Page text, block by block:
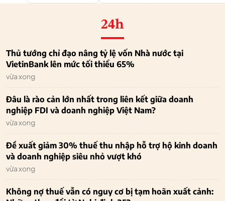
24h
Thủ tướng chỉ đạo nâng tỷ lệ vốn Nhà nước tại
VietinBank lên mức tối thiểu 65%
vừa xong
Đâu là rào cản lớn nhất trong liên kết giữa doanh
nghiệp FDI và doanh nghiệp Việt Nam?
vừa xong
Đề xuất giảm 30% thuế thu nhập hỗ trợ hộ kinh doanh
và doanh nghiệp siêu nhỏ vượt khó
vừa xong
Không nợ thuế vẫn có nguy cơ bị tạm hoãn xuất cảnh: